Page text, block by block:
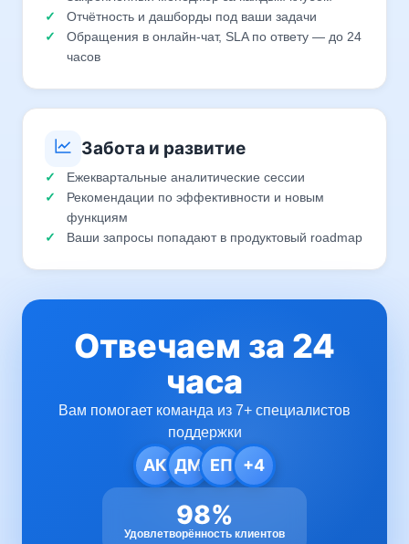
Отчётность и дашборды под ваши задачи
Обращения в онлайн-чат, SLA по ответу — до 24
часов
Забота и развитие
Ежеквартальные аналитические сессии
Рекомендации по эффективности и новым
функциям
Ваши запросы попадают в продуктовый roadmap
Отвечаем за 24
часа
Вам помогает команда из 7+ специалистов
поддержки
АК ДМ ЕП +4
98%
Удовлетворённость клиентов